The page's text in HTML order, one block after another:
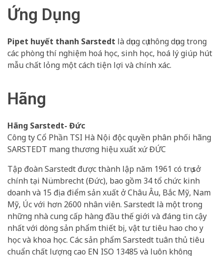
Ứng Dụng
Pipet huyết thanh Sarstedt là dụng cụ thông dụng trong
các phòng thí nghiệm hoá học, sinh học, hoá lý giúp hút
mẫu chất lỏng một cách tiện lợi và chính xác.
Hãng
Hãng Sarstedt- Đức
Công ty Cổ Phần TSI Hà Nội độc quyền phân phối hãng
SARSTEDT mang thương hiệu xuất xứ ĐỨC
Tập đoàn Sarstedt được thành lập năm 1961 có trụ sở
chính tại Nümbrecht (Đức), bao gồm 34 tổ chức kinh
doanh và 15 địa điểm sản xuất ở Châu Âu, Bắc Mỹ, Nam
Mỹ, Úc với hơn 2600 nhân viên. Sarstedt là một trong
những nhà cung cấp hàng đầu thế giới và đáng tin cậy
nhất với dòng sản phẩm thiết bị, vật tư tiêu hao cho y
học và khoa học. Các sản phẩm Sarstedt tuân thủ tiêu
chuẩn chất lượng cao EN ISO 13485 và luôn không